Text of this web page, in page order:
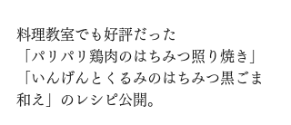
料理教室でも好評だった
「パリパリ鶏肉のはちみつ照り焼き」
「いんげんとくるみのはちみつ黒ごま
和え」のレシピ公開。